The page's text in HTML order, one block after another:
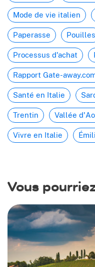
Mode de vie italien
Paperasse Pouilles
Processus d'achat
Rapport Gate-
Santé en Italie
Trentin Vallée
Vivre en Italie
Vous